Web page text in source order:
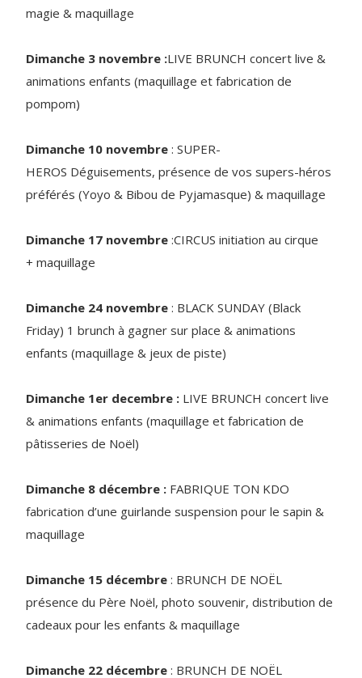
magie & maquillage
Dimanche 3 novembre :LIVE BRUNCH concert live &
animations enfants (maquillage et fabrication de
pompom)
Dimanche 10 novembre : SUPER-
HEROS Déguisements, présence de vos supers-héros
préférés (Yoyo & Bibou de Pyjamasque) & maquillage
Dimanche 17 novembre :CIRCUS initiation au cirque
+ maquillage
Dimanche 24 novembre : BLACK SUNDAY (Black
Friday) 1 brunch à gagner sur place & animations
enfants (maquillage & jeux de piste)
Dimanche 1er decembre : LIVE BRUNCH concert live
& animations enfants (maquillage et fabrication de
pâtisseries de Noël)
Dimanche 8 décembre : FABRIQUE TON KDO
fabrication d’une guirlande suspension pour le sapin &
maquillage
Dimanche 15 décembre : BRUNCH DE NOËL
présence du Père Noël, photo souvenir, distribution de
cadeaux pour les enfants & maquillage
Dimanche 22 décembre : BRUNCH DE NOËL